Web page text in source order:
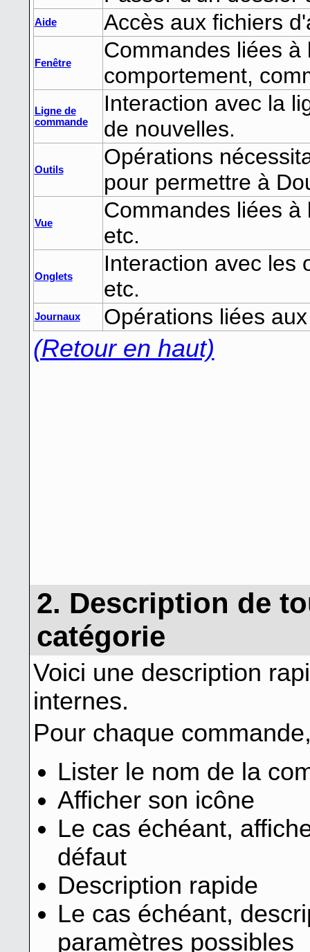
Aide Accès aux fichiers
Fenêtre
Commandes liées
comportement,
Ligne de
commande
Interaction avec la
de nouvelles.
Outils
Opérations
pour permettre à
Vue
Commandes liées
etc.
Onglets
Interaction avec les
etc.
Journaux Opérations liées
(Retour en haut)
2. Description de
catégorie
Voici une description
internes.
Pour chaque
Lister le nom de la
Afficher son icône
Le cas échéant,
défaut
Description rapide
Le cas échéant,
paramètres possibles